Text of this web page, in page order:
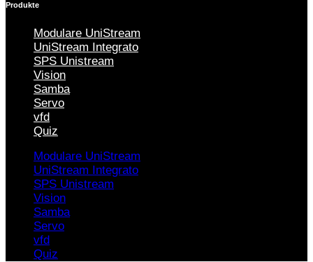
Produkte
Modulare UniStream
UniStream Integrato
SPS Unistream
Vision
Samba
Servo
vfd
Quiz
Modulare UniStream
UniStream Integrato
SPS Unistream
Vision
Samba
Servo
vfd
Quiz